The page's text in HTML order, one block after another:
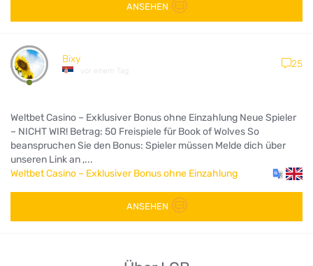
ANSEHEN
Bixy
vor einem Tag
25
Weltbet Casino – Exklusiver Bonus ohne Einzahlung Neue Spieler
– NICHT WIR! Betrag: 50 Freispiele für Book of Wolves So
beanspruchen Sie den Bonus: Spieler müssen Melde dich über
unseren Link an ,...
Weltbet Casino – Exklusiver Bonus ohne Einzahlung
ANSEHEN